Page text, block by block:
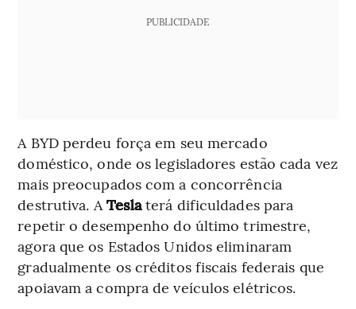
PUBLICIDADE
A BYD perdeu força em seu mercado
doméstico, onde os legisladores estão cada vez
mais preocupados com a concorrência
destrutiva. A Teslaterá dificuldades para
repetir o desempenho do último trimestre,
agora que os Estados Unidos eliminaram
gradualmente os créditos fiscais federais que
apoiavam a compra de veículos elétricos.